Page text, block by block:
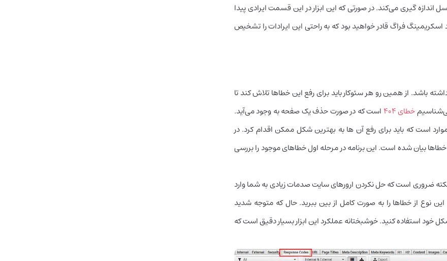
اندازه گیری می‌کند. در صورتی که این ابزار در این قسمت ایرادی پیدا
فراگ قادر خواهید بود که به راحتی این ایرادات را تشخیص
باشد. از همین رو هر سئوکار باید برای رفع این خطاها تلاش کند تا
خطای ۴۰۴
است که در صورت حذف یک صفحه به وجود می‌آید.
۵۰۳ و ۵۰۰ نیز جزو همین موارد است که باید برای رفع آن ها به بهترین شکل ممکن اقدام کرد. در
بیان شده است. این برنامه در مرحله اول خطاهای موجود را بررسی
نکته ضروری است که حل نکردن ارورهای سایت صدمات زیادی به شما وارد
نوع از خطاها را به صورت کامل از بین ببرید. حال که متوجه شدید
استفاده کنید. خوشبختانه عملکرد این ابزار بسیار دقیق است که